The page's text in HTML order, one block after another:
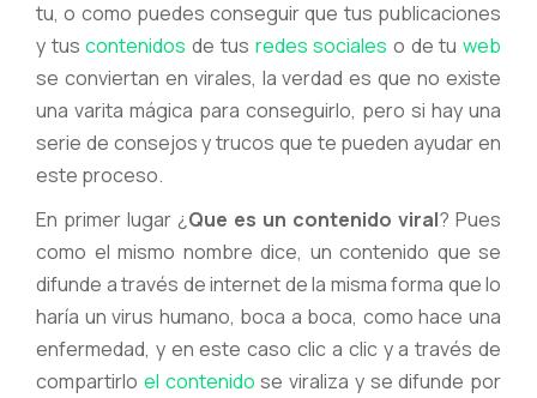
tu, o como puedes conseguir que tus publicaciones
y tuscontenidos de tus redes sociales o de tuweb
se conviertan en virales, la verdad es que no existe
una varita mágica para conseguirlo, pero si hay una
serie de consejos y trucos que te pueden ayudar en
este proceso.
En primer lugar ¿Que es un contenido viral? Pues
como el mismo nombre dice, un contenido que se
difunde a través de internet de la misma forma que lo
haría un virus humano, boca a boca, como hace una
enfermedad, y en este caso clic a clic y a través de
compartirlo el contenido se viraliza y se difunde por